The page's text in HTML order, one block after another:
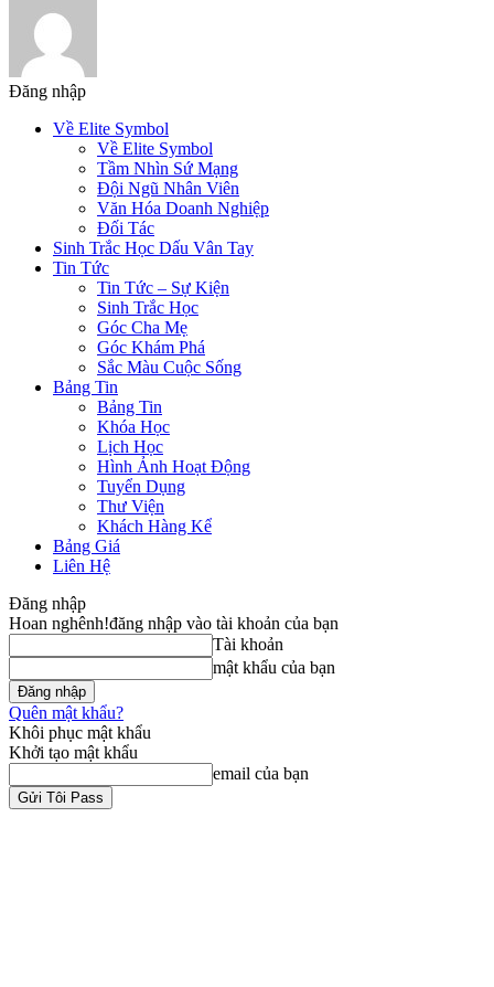
Đăng nhập
Về Elite Symbol
Về Elite Symbol
Tầm Nhìn Sứ Mạng
Đội Ngũ Nhân Viên
Văn Hóa Doanh Nghiệp
Đối Tác
Sinh Trắc Học Dấu Vân Tay
Tin Tức
Tin Tức – Sự Kiện
Sinh Trắc Học
Góc Cha Mẹ
Góc Khám Phá
Sắc Màu Cuộc Sống
Bảng Tin
Bảng Tin
Khóa Học
Lịch Học
Hình Ảnh Hoạt Động
Tuyển Dụng
Thư Viện
Khách Hàng Kể
Bảng Giá
Liên Hệ
Đăng nhập
Hoan nghênh!đăng nhập vào tài khoản của bạn
Tài khoản
mật khẩu của bạn
Quên mật khẩu?
Khôi phục mật khẩu
Khởi tạo mật khẩu
email của bạn